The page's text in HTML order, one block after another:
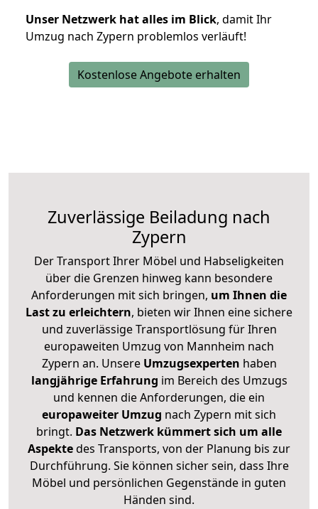
Unser Netzwerk hat alles im Blick, damit Ihr
Umzug nach Zypern problemlos verläuft!
Kostenlose Angebote erhalten
Zuverlässige Beiladung nach
Zypern
Der Transport Ihrer Möbel und Habseligkeiten
über die Grenzen hinweg kann besondere
Anforderungen mit sich bringen, um Ihnen die
Last zu erleichtern, bieten wir Ihnen eine sichere
und zuverlässige Transportlösung für Ihren
europaweiten Umzug von Mannheim nach
Zypern an. Unsere Umzugsexperten haben
langjährige Erfahrung im Bereich des Umzugs
und kennen die Anforderungen, die ein
europaweiter Umzug nach Zypern mit sich
bringt. Das Netzwerk kümmert sich um alle
Aspektedes Transports, von der Planung bis zur
Durchführung. Sie können sicher sein, dass Ihre
Möbel und persönlichen Gegenstände in guten
Händen sind.